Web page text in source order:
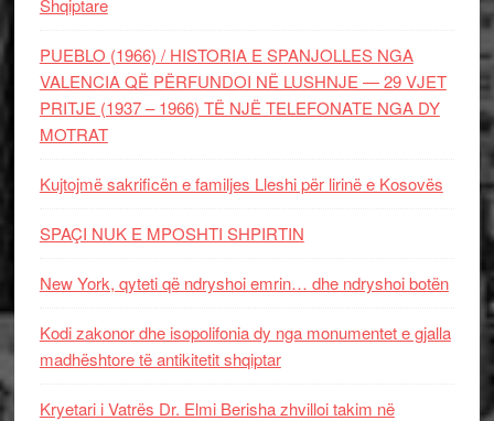
Shqiptare
PUEBLO (1966) / HISTORIA E SPANJOLLES NGA
VALENCIA QË PËRFUNDOI NË LUSHNJE — 29 VJET
PRITJE (1937 – 1966) TË NJË TELEFONATE NGA DY
MOTRAT
Kujtojmë sakrificën e familjes Lleshi për lirinë e Kosovës
SPAÇI NUK E MPOSHTI SHPIRTIN
New York, qyteti që ndryshoi emrin… dhe ndryshoi botën
Kodi zakonor dhe isopolifonia dy nga monumentet e gjalla
madhështore të antikitetit shqiptar
Kryetari i Vatrës Dr. Elmi Berisha zhvilloi takim në